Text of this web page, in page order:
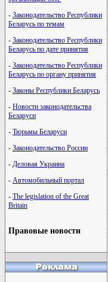
- Законодательство Республики
Беларусь по темам
- Законодательство Республики
Беларусь по дате принятия
- Законодательство Республики
Беларусь по органу принятия
- Законы Республики Беларусь
- Новости законодательства
Беларуси
- Тюрьмы Беларуси
- Законодательство России
- Деловая Украина
- Автомобильный портал
- The legislation of the Great
Britain
Правовые новости